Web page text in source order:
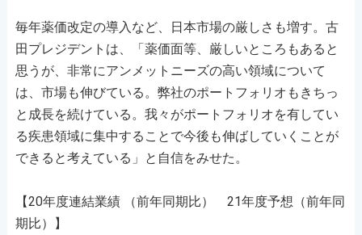
毎年薬価改定の導入など、日本市場の厳しさも増す。古
田プレジデントは、「薬価面等、厳しいところもあると
思うが、非常にアンメットニーズの高い領域について
は、市場も伸びている。弊社のポートフォリオもきちっ
と成長を続けている。我々がポートフォリオを有してい
る疾患領域に集中することで今後も伸ばしていくことが
できると考えている」と自信をみせた。
【20年度連結業績 （前年同期比） 21年度予想（前年同
期比）】